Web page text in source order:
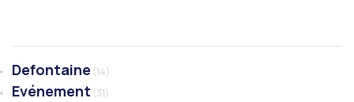
Defontaine (14)
Evénement (31)